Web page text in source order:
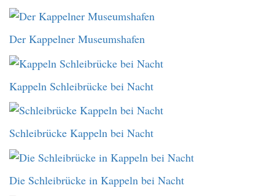
Der Kappelner Museumshafen
Kappeln Schleibrücke bei Nacht
Schleibrücke Kappeln bei Nacht
Die Schleibrücke in Kappeln bei Nacht